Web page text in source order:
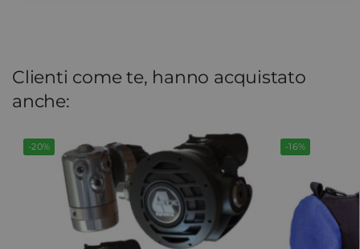
Clienti come te, hanno acquistato
anche:
-20% -16%